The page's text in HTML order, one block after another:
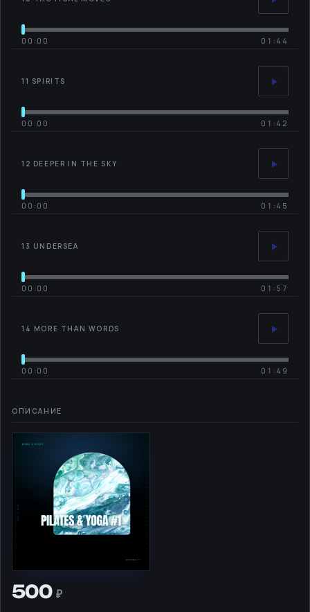
00:00 01:44
11 SPIRITS
00:00 01:42
12 DEEPER IN THE SKY
00:00 01:45
13 UNDERSEA
00:00 01:57
14 MORE THAN WORDS
00:00 01:49
500